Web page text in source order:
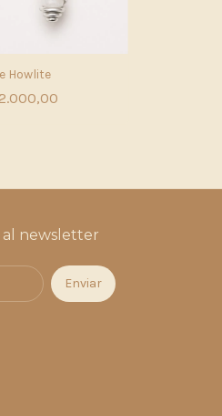
Howlite
al newsletter